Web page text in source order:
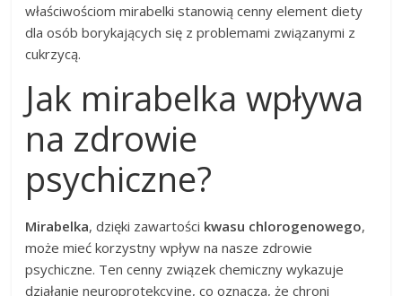
właściwościom mirabelki stanowią cenny element diety
dla osób borykających się z problemami związanymi z
cukrzycą.
Jak mirabelka wpływa
na zdrowie
psychiczne?
Mirabelka, dzięki zawartości kwasu chlorogenowego,
może mieć korzystny wpływ na nasze zdrowie
psychiczne. Ten cenny związek chemiczny wykazuje
działanie neuroprotekcyjne, co oznacza, że chroni